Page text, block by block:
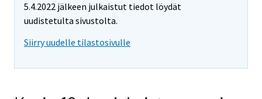
5.4.2022 jälkeen julkaistut tiedot löydät
uudistetulta sivustolta.
Siirry uudelle tilastosivulle